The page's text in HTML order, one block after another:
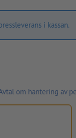
i kassan.
om hantering av